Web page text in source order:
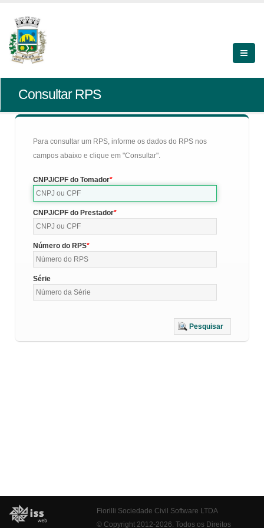
Consultar RPS
Para consultar um RPS, informe os dados do RPS nos
campos abaixo e clique em "Consultar".
CNPJ/CPF do Tomador
CNPJ/CPF do Prestador
Número do RPS
Série
Pesquisar
Fiorilli Sociedade Civil Software LTDA
© Copyright 2012-2026. Todos os Direitos